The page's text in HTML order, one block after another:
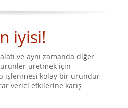
iyisi!
ve aynı zamanda diğer
üretmek için
işlenmesi kolay bir üründür
verici etkilerine karış